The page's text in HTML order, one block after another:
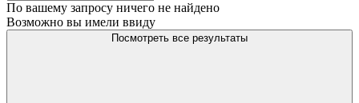
По вашему запросу ничего не найдено
Возможно вы имели ввиду
Посмотреть все результаты